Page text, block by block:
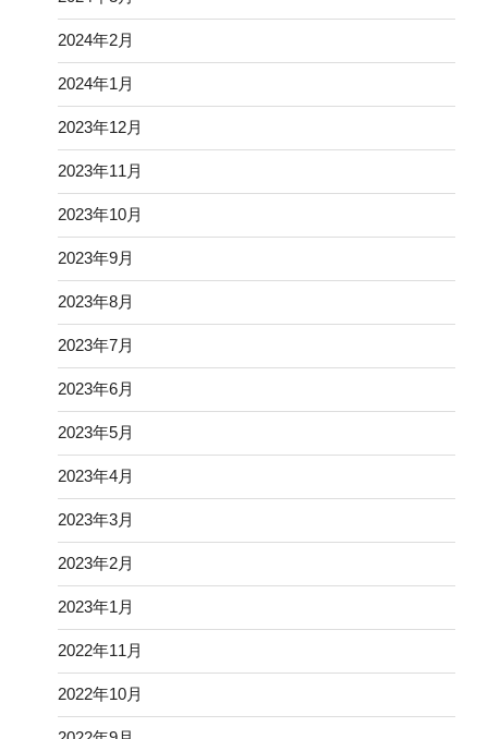
2024年2月
2024年1月
2023年12月
2023年11月
2023年10月
2023年9月
2023年8月
2023年7月
2023年6月
2023年5月
2023年4月
2023年3月
2023年2月
2023年1月
2022年11月
2022年10月